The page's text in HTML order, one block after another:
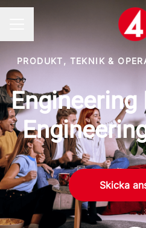
PRODUKT, TEKNIK &
Skicka